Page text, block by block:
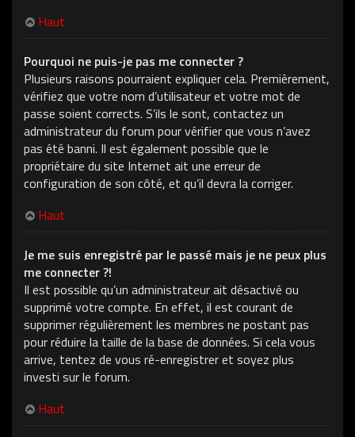
Haut
Pourquoi ne puis-je pas me connecter ?
Plusieurs raisons pourraient expliquer cela. Premièrement,
vérifiez que votre nom d’utilisateur et votre mot de
passe soient corrects. S’ils le sont, contactez un
administrateur du forum pour vérifier que vous n’avez
pas été banni. Il est également possible que le
propriétaire du site Internet ait une erreur de
configuration de son côté, et qu’il devra la corriger.
Haut
Je me suis enregistré par le passé mais je ne peux plus
me connecter ?!
Il est possible qu’un administrateur ait désactivé ou
supprimé votre compte. En effet, il est courant de
supprimer régulièrement les membres ne postant pas
pour réduire la taille de la base de données. Si cela vous
arrive, tentez de vous ré-enregistrer et soyez plus
investi sur le forum.
Haut